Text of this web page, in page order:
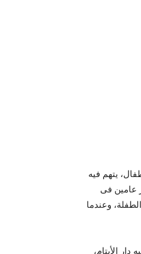
يتهم فيه
عامين فى
وعندما
وافقت عليه دار الأيتام،